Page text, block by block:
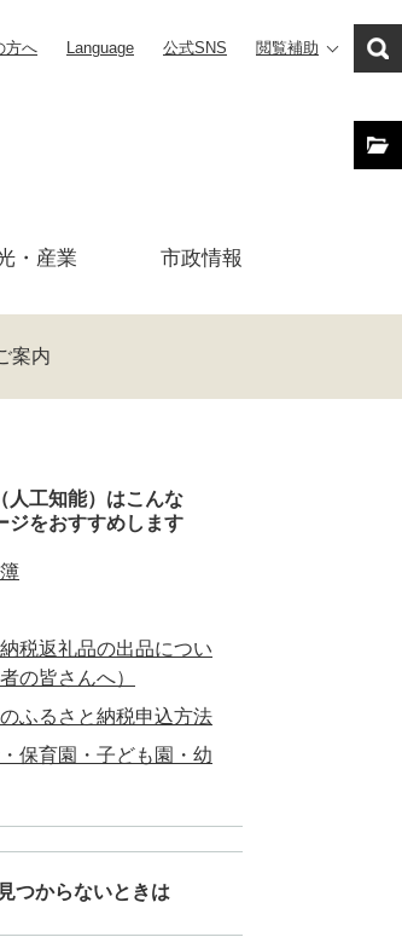
方へ Language 公式SNS 閲覧補助
・産業 市政情報
案内
人工知能）はこんな
ジをおすすめします
税返礼品の出品につい
の皆さんへ）
ふるさと納税申込方法
保育園・子ども園・幼
見つからないときは